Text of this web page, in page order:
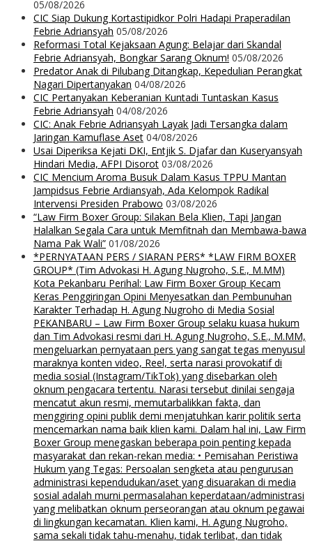
05/08/2026
CIC Siap Dukung Kortastipidkor Polri Hadapi Praperadilan
Febrie Adriansyah 05/08/2026
Reformasi Total Kejaksaan Agung: Belajar dari Skandal
Febrie Adriansyah, Bongkar Sarang Oknum! 05/08/2026
Predator Anak di Pilubang Ditangkap, Kepedulian Perangkat
Nagari Dipertanyakan 04/08/2026
CIC Pertanyakan Keberanian Kuntadi Tuntaskan Kasus
Febrie Adriansyah 04/08/2026
CIC: Anak Febrie Adriansyah Layak Jadi Tersangka dalam
Jaringan Kamuflase Aset 04/08/2026
Usai Diperiksa Kejati DKI, Entjik S. Djafar dan Kuseryansyah
Hindari Media, AFPI Disorot 03/08/2026
CIC Mencium Aroma Busuk Dalam Kasus TPPU Mantan
Jampidsus Febrie Ardiansyah, Ada Kelompok Radikal
Intervensi Presiden Prabowo 03/08/2026
“Law Firm Boxer Group: Silakan Bela Klien, Tapi Jangan
Halalkan Segala Cara untuk Memfitnah dan Membawa-bawa
Nama Pak Wali” 01/08/2026
*PERNYATAAN PERS / SIARAN PERS* *LAW FIRM BOXER
GROUP* (Tim Advokasi H. Agung Nugroho, S.E., M.MM)
Kota Pekanbaru Perihal: Law Firm Boxer Group Kecam
Keras Penggiringan Opini Menyesatkan dan Pembunuhan
Karakter Terhadap H. Agung Nugroho di Media Sosial
PEKANBARU – Law Firm Boxer Group selaku kuasa hukum
dan Tim Advokasi resmi dari H. Agung Nugroho, S.E., M.MM,
mengeluarkan pernyataan pers yang sangat tegas menyusul
maraknya konten video, Reel, serta narasi provokatif di
media sosial (Instagram/TikTok) yang disebarkan oleh
oknum pengacara tertentu. Narasi tersebut dinilai sengaja
mencatut akun resmi, memutarbalikkan fakta, dan
menggiring opini publik demi menjatuhkan karir politik serta
mencemarkan nama baik klien kami. Dalam hal ini, Law Firm
Boxer Group menegaskan beberapa poin penting kepada
masyarakat dan rekan-rekan media: • Pemisahan Peristiwa
Hukum yang Tegas: Persoalan sengketa atau pengurusan
administrasi kependudukan/aset yang disuarakan di media
sosial adalah murni permasalahan keperdataan/administrasi
yang melibatkan oknum perseorangan atau oknum pegawai
di lingkungan kecamatan. Klien kami, H. Agung Nugroho,
sama sekali tidak tahu-menahu, tidak terlibat, dan tidak